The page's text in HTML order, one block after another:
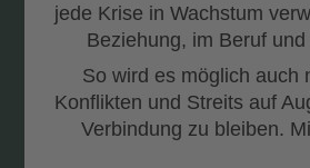
jede Krise in Wachstum
Beziehung, im Beruf
So wird es möglich auch
Konflikten und Streits auf
Verbindung zu bleiben.